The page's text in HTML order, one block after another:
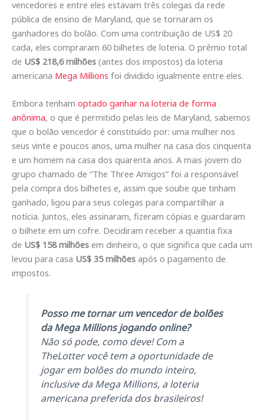
vencedores e entre eles estavam três colegas da rede
pública de ensino de Maryland, que se tornaram os
ganhadores do bolão. Com uma contribuição de US$ 20
cada, eles compraram 60 bilhetes de loteria. O prêmio total
de US$ 218,6 milhões (antes dos impostos) da loteria
americana Mega Millions foi dividido igualmente entre eles.
Embora tenham optado ganhar na loteria de forma
anônima, o que é permitido pelas leis de Maryland, sabemos
que o bolão vencedor é constituído por: uma mulher nos
seus vinte e poucos anos, uma mulher na casa dos cinquenta
e um homem na casa dos quarenta anos. A mais jovem do
grupo chamado de “The Three Amigos” foi a responsável
pela compra dos bilhetes e, assim que soube que tinham
ganhado, ligou para seus colegas para compartilhar a
notícia. Juntos, eles assinaram, fizeram cópias e guardaram
o bilhete em um cofre. Decidiram receber a quantia fixa
de US$ 158 milhões em dinheiro, o que significa que cada um
levou para casa US$ 35 milhões após o pagamento de
impostos.
Posso me tornar um vencedor de bolões
da Mega Millions jogando online?
Não só pode, como deve! Com a
TheLotter você tem a oportunidade de
jogar em bolões do mundo inteiro,
inclusive da Mega Millions, a loteria
americana preferida dos brasileiros!